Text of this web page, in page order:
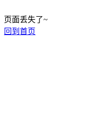
页面丢失了~
回到首页